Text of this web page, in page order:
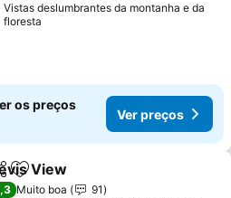
Vistas deslumbrantes da montanha e da
floresta
os preços
Ver preços
Adicionar aos favoritos
View
Muito boa
91